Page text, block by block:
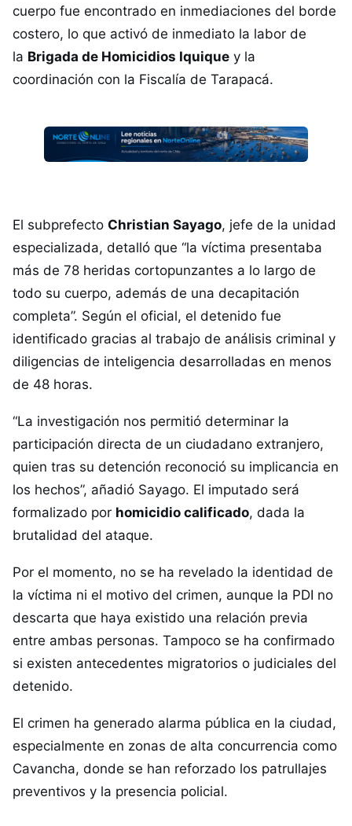
cuerpo fue encontrado en inmediaciones del borde
costero, lo que activó de inmediato la labor de
la Brigada de Homicidios Iquique y la
coordinación con la Fiscalía de Tarapacá.
El subprefecto Christian Sayago, jefe de la unidad
especializada, detalló que “la víctima presentaba
más de 78 heridas cortopunzantes a lo largo de
todo su cuerpo, además de una decapitación
completa”. Según el oficial, el detenido fue
identificado gracias al trabajo de análisis criminal y
diligencias de inteligencia desarrolladas en menos
de 48 horas.
“La investigación nos permitió determinar la
participación directa de un ciudadano extranjero,
quien tras su detención reconoció su implicancia en
los hechos”, añadió Sayago. El imputado será
formalizado por homicidio calificado, dada la
brutalidad del ataque.
Por el momento, no se ha revelado la identidad de
la víctima ni el motivo del crimen, aunque la PDI no
descarta que haya existido una relación previa
entre ambas personas. Tampoco se ha confirmado
si existen antecedentes migratorios o judiciales del
detenido.
El crimen ha generado alarma pública en la ciudad,
especialmente en zonas de alta concurrencia como
Cavancha, donde se han reforzado los patrullajes
preventivos y la presencia policial.